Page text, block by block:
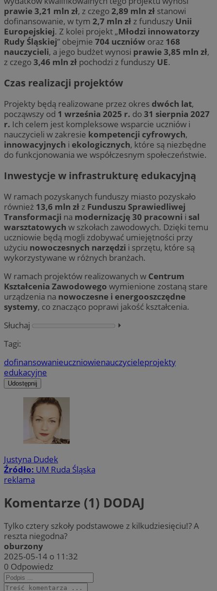
prawie 3,21 mln zł, z czego2,89 mln zł stanowi
dofinansowanie, w tym 2,7 mln zł z funduszy Unii
Europejskiej. Z kolei projekt „Młodzi innowatorzy
Rudy Śląskiej” obejmie 704 uczniów oraz 168
nauczycieli, a jego budżet wynosi prawie 3,85 mln zł,
z czego3,46 mln zł pochodzi z funduszy UE.
Czas realizacji projektów
Projekty będą realizowane przez okres dwóch lat,
począwszy od 1 września 2025 r. do31 sierpnia 2027
r. Ich celem jest kompleksowe wsparcie uczniów i
nauczycieli w zakresie kompetencji cyfrowych,
innowacyjnych i ekologicznych, które są niezbędne
do funkcjonowania we współczesnym społeczeństwie.
Inwestycje w infrastrukturę edukacyjną
W ramach pozyskanych funduszy miasto pozyskało
również 13,6 mln złz Funduszu Sprawiedliwej
Transformacji na modernizację 30 pracowni i sal
warsztatowych w szkołach zawodowych. Dzięki temu
uczniowie będą mogli zdobywać umiejętności przy
użyciu nowoczesnych narzędzi i sprzętu, które są
wykorzystywane w różnych branżach.
W ramach projektów realizowanych w Centrum
Kształcenia Zawodowego wymienione zostaną stare
urządzenia na nowoczesne i energooszczędne
systemy, co znacząco poprawi jakość kształcenia.
Słuchaj
⏵︎
Tagi:
dofinansowanieuczniowienauczycieleprojekty
edukacyjne
Udostępnij
Justyna Dudek
Źródło: UM Ruda Śląska
reklama
Komentarze (1) DODAJ
Tylko cztery szkoły podstawowe z kilkudziesięciu!? A
reszta niegodna?
oburzony
2025-05-14 o 11:32
0 Odpowiedz